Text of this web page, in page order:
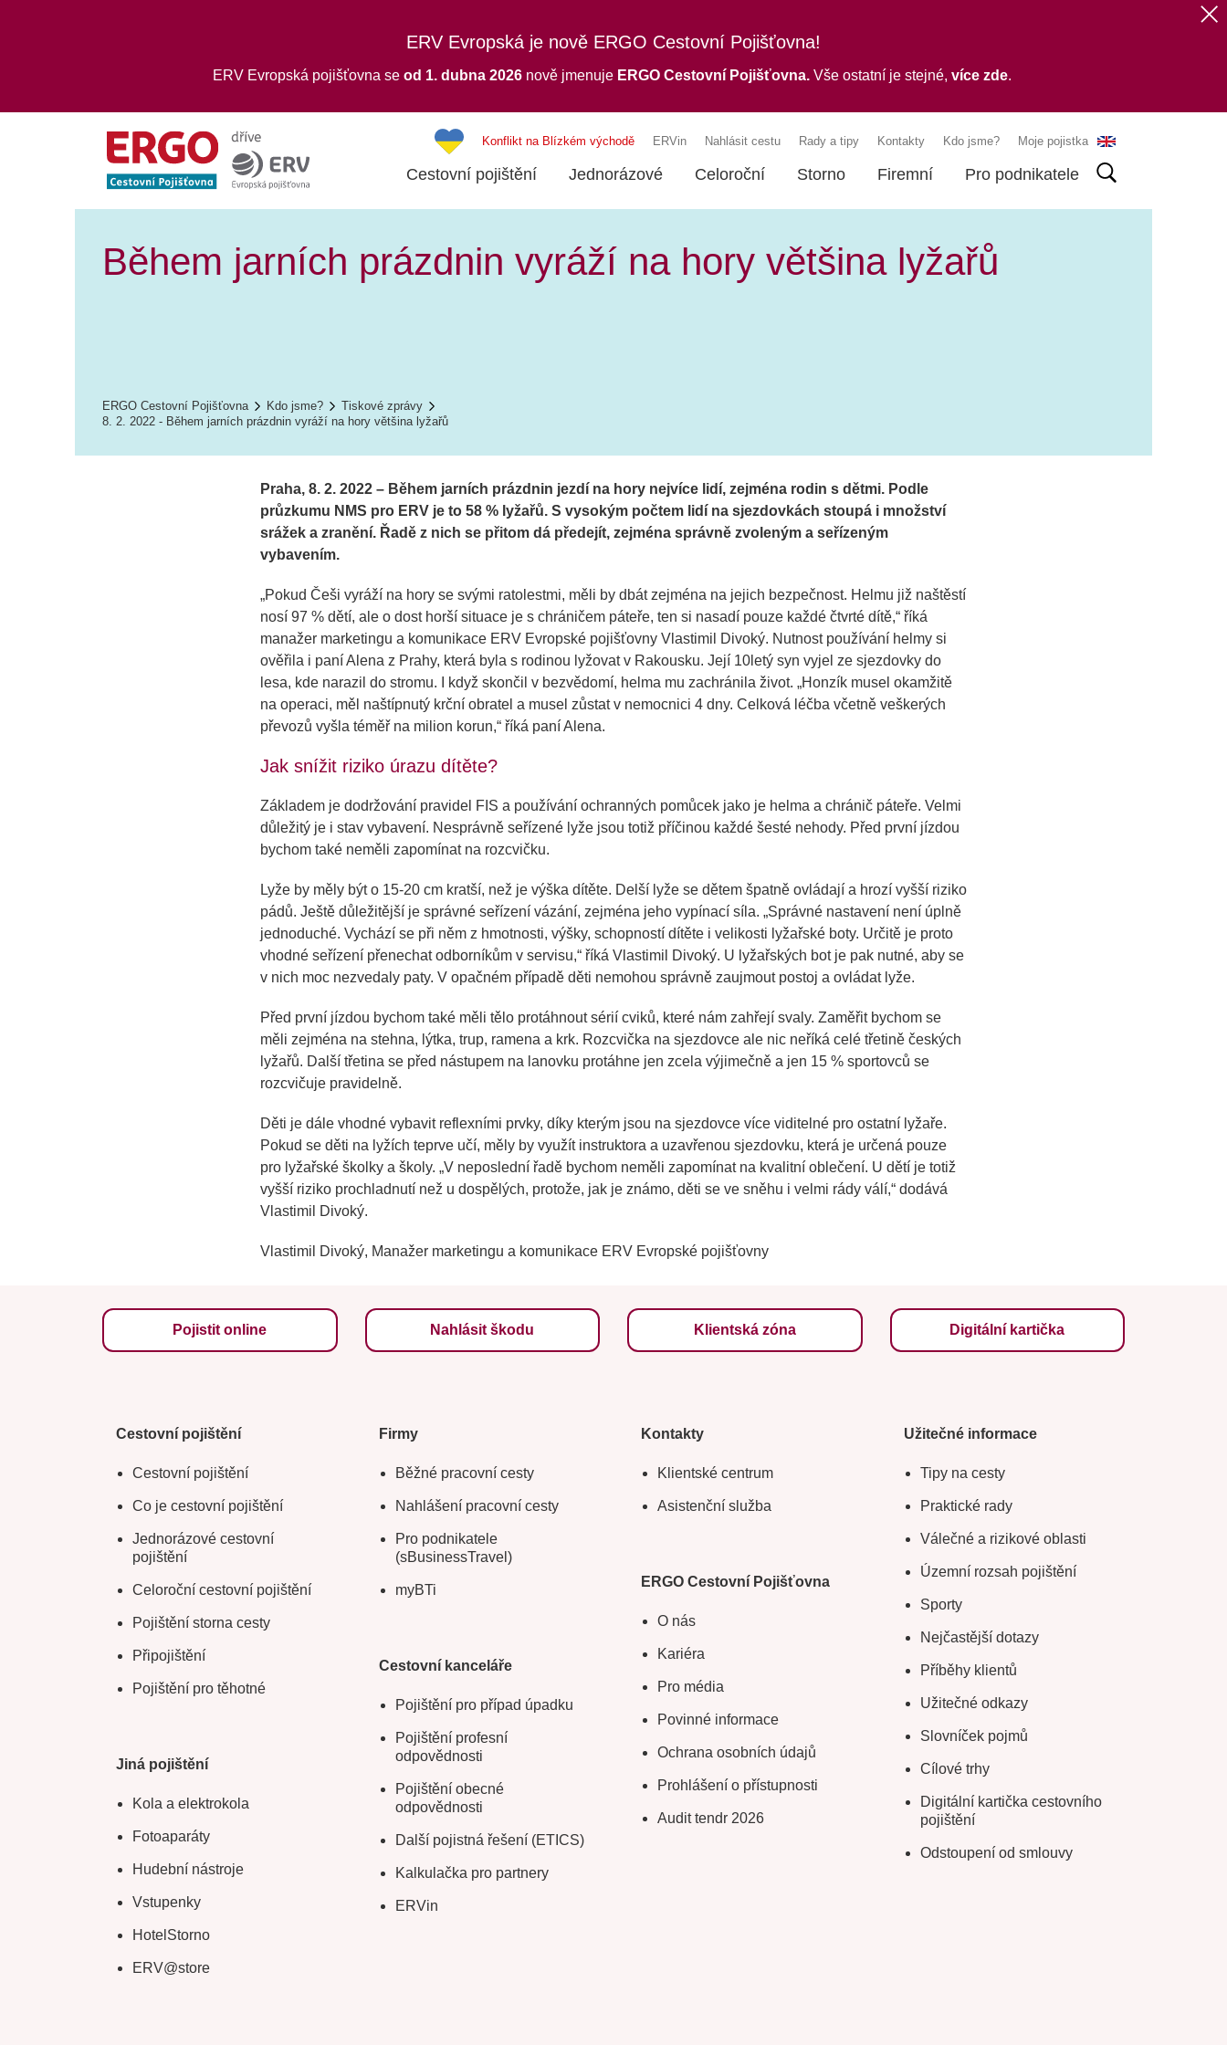
ERV Evropská je nově ERGO Cestovní Pojišťovna!
ERV Evropská pojišťovna se od 1. dubna 2026 nově jmenuje ERGO Cestovní Pojišťovna.Vše ostatní je stejné, více zde.
Konflikt na Blízkém východě ERVin Nahlásit cestu Rady a tipy Kontakty Kdo jsme? Moje pojistka
Cestovní pojištění Jednorázové Celoroční Storno Firemní Pro podnikatele
Během jarních prázdnin vyráží na hory většina lyžařů
ERGO Cestovní Pojišťovna Kdo jsme?
Tiskové zprávy
8. 2. 2022 - Během jarních prázdnin vyráží na hory většina lyžařů
Praha, 8. 2. 2022 – Během jarních prázdnin jezdí na hory nejvíce lidí, zejména rodin s dětmi. Podle
průzkumu NMS pro ERV je to 58 % lyžařů. S vysokým počtem lidí na sjezdovkách stoupá i množství
srážek a zranění. Řadě z nich se přitom dá předejít, zejména správně zvoleným a seřízeným
vybavením.
„Pokud Češi vyráží na hory se svými ratolestmi, měli by dbát zejména na jejich bezpečnost. Helmu již naštěstí
nosí 97 % dětí, ale o dost horší situace je s chráničem páteře, ten si nasadí pouze každé čtvrté dítě,“ říká
manažer marketingu a komunikace ERV Evropské pojišťovny Vlastimil Divoký. Nutnost používání helmy si
ověřila i paní Alena z Prahy, která byla s rodinou lyžovat v Rakousku. Její 10letý syn vyjel ze sjezdovky do
lesa, kde narazil do stromu. I když skončil v bezvědomí, helma mu zachránila život. „Honzík musel okamžitě
na operaci, měl naštípnutý krční obratel a musel zůstat v nemocnici 4 dny. Celková léčba včetně veškerých
převozů vyšla téměř na milion korun,“ říká paní Alena.
Jak snížit riziko úrazu dítěte?
Základem je dodržování pravidel FIS a používání ochranných pomůcek jako je helma a chránič páteře. Velmi
důležitý je i stav vybavení. Nesprávně seřízené lyže jsou totiž příčinou každé šesté nehody. Před první jízdou
bychom také neměli zapomínat na rozcvičku.
Lyže by měly být o 15-20 cm kratší, než je výška dítěte. Delší lyže se dětem špatně ovládají a hrozí vyšší riziko
pádů. Ještě důležitější je správné seřízení vázání, zejména jeho vypínací síla. „Správné nastavení není úplně
jednoduché. Vychází se při něm z hmotnosti, výšky, schopností dítěte i velikosti lyžařské boty. Určitě je proto
vhodné seřízení přenechat odborníkům v servisu,“ říká Vlastimil Divoký. U lyžařských bot je pak nutné, aby se
v nich moc nezvedaly paty. V opačném případě děti nemohou správně zaujmout postoj a ovládat lyže.
Před první jízdou bychom také měli tělo protáhnout sérií cviků, které nám zahřejí svaly. Zaměřit bychom se
měli zejména na stehna, lýtka, trup, ramena a krk. Rozcvička na sjezdovce ale nic neříká celé třetině českých
lyžařů. Další třetina se před nástupem na lanovku protáhne jen zcela výjimečně a jen 15 % sportovců se
rozcvičuje pravidelně.
Děti je dále vhodné vybavit reflexními prvky, díky kterým jsou na sjezdovce více viditelné pro ostatní lyžaře.
Pokud se děti na lyžích teprve učí, měly by využít instruktora a uzavřenou sjezdovku, která je určená pouze
pro lyžařské školky a školy. „V neposlední řadě bychom neměli zapomínat na kvalitní oblečení. U dětí je totiž
vyšší riziko prochladnutí než u dospělých, protože, jak je známo, děti se ve sněhu i velmi rády válí,“ dodává
Vlastimil Divoký.
Vlastimil Divoký, Manažer marketingu a komunikace ERV Evropské pojišťovny
Pojistit online Nahlásit škodu Klientská zóna Digitální kartička
Cestovní pojištění
Cestovní pojištění
Co je cestovní pojištění
Jednorázové cestovní
pojištění
Celoroční cestovní pojištění
Pojištění storna cesty
Připojištění
Pojištění pro těhotné
Jiná pojištění
Kola a elektrokola
Fotoaparáty
Hudební nástroje
Vstupenky
HotelStorno
ERV@store
Firmy
Běžné pracovní cesty
Nahlášení pracovní cesty
Pro podnikatele
(sBusinessTravel)
myBTi
Cestovní kanceláře
Pojištění pro případ úpadku
Pojištění profesní
odpovědnosti
Pojištění obecné
odpovědnosti
Další pojistná řešení (ETICS)
Kalkulačka pro partnery
ERVin
Kontakty
Klientské centrum
Asistenční služba
ERGO Cestovní Pojišťovna
O nás
Kariéra
Pro média
Povinné informace
Ochrana osobních údajů
Prohlášení o přístupnosti
Audit tendr 2026
Užitečné informace
Tipy na cesty
Praktické rady
Válečné a rizikové oblasti
Územní rozsah pojištění
Sporty
Nejčastější dotazy
Příběhy klientů
Užitečné odkazy
Slovníček pojmů
Cílové trhy
Digitální kartička cestovního
pojištění
Odstoupení od smlouvy